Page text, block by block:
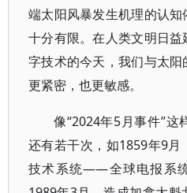
端太阳风暴发生机理的认
十分有限。在人类文明日
字技术的今天，我们与太
更紧密，也更敏感。
像“2024年5月事件”
还有若干次，如1859年9月
技术系统——全球电报系统